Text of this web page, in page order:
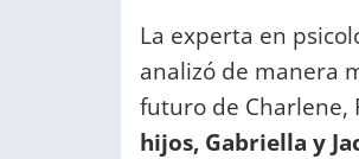
La experta en
analizó de manera
futuro de Charlene,
hijos, Gabriella y